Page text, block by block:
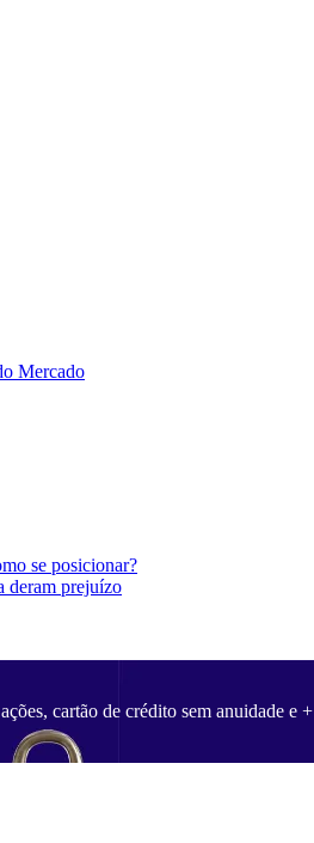
Mercado
se posicionar?
deram prejuízo
cartão de crédito sem anuidade e +